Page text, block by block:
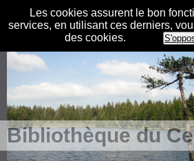
Les cookies assurent le bon
services, en utilisant ces derniers,
des cookies.
Bibliothèque du